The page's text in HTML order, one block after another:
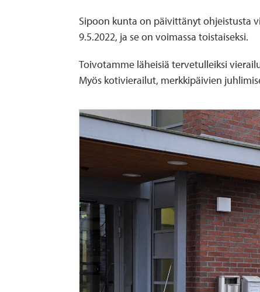
Sipoon kunta on päivittänyt ohjeistusta
9.5.2022, ja se on voimassa toistaiseksi.
Toivotamme läheisiä tervetulleiksi
Myös kotivierailut, merkkipäivien